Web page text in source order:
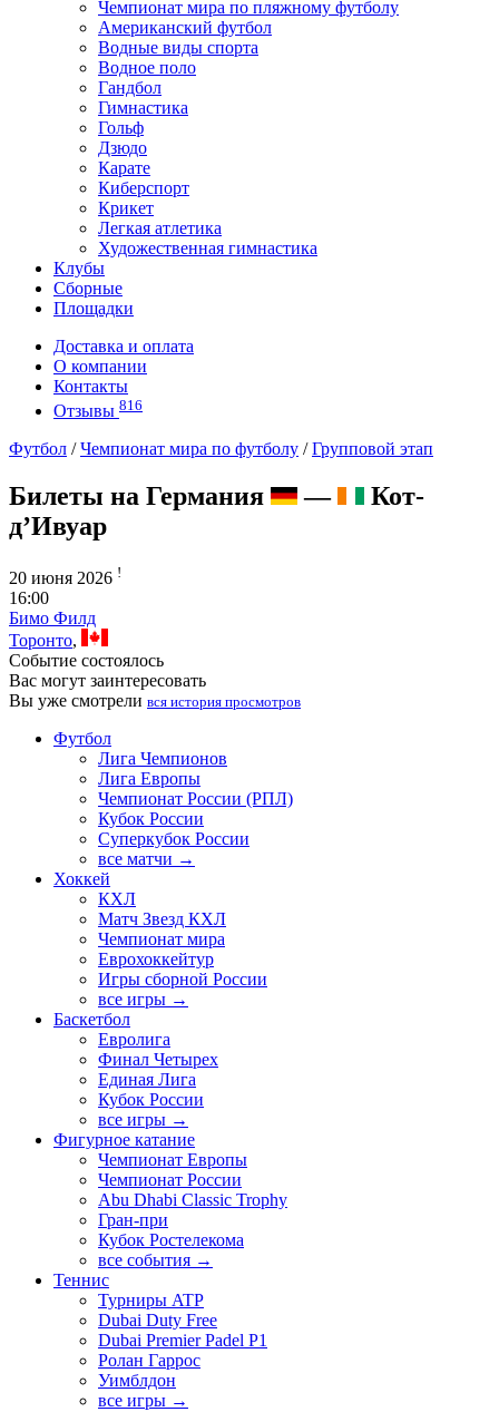
Чемпионат мира по пляжному футболу
Американский футбол
Водные виды спорта
Водное поло
Гандбол
Гимнастика
Гольф
Дзюдо
Карате
Киберспорт
Крикет
Легкая атлетика
Художественная гимнастика
Клубы
Сборные
Площадки
Доставка и оплата
О компании
Контакты
Отзывы 816
Футбол /Чемпионат мира по футболу /Групповой этап
Билеты на Германия —
Кот-
д’Ивуар
20 июня 2026 !
16:00
Бимо Филд
Торонто,
Событие состоялось
Вас могут заинтересовать
Вы уже смотрели вся история просмотров
Футбол
Лига Чемпионов
Лига Европы
Чемпионат России (РПЛ)
Кубок России
Суперкубок России
все матчи →
Хоккей
КХЛ
Матч Звезд КХЛ
Чемпионат мира
Еврохоккейтур
Игры сборной России
все игры →
Баскетбол
Евролига
Финал Четырех
Единая Лига
Кубок России
все игры →
Фигурное катание
Чемпионат Европы
Чемпионат России
Abu Dhabi Classic Trophy
Гран-при
Кубок Ростелекома
все события →
Теннис
Турниры ATP
Dubai Duty Free
Dubai Premier Padel P1
Ролан Гаррос
Уимблдон
все игры →